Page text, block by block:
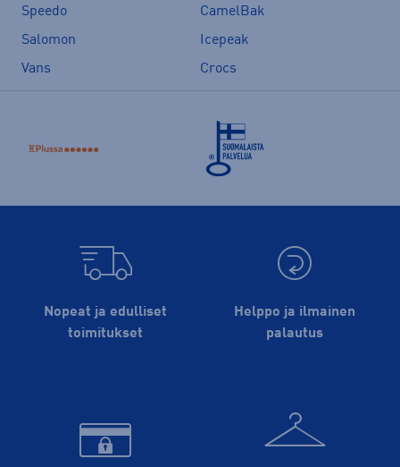
Speedo
CamelBak
Salomon
Icepeak
Vans
Crocs
Nopeat ja edulliset
toimitukset
Helppo ja ilmainen
palautus